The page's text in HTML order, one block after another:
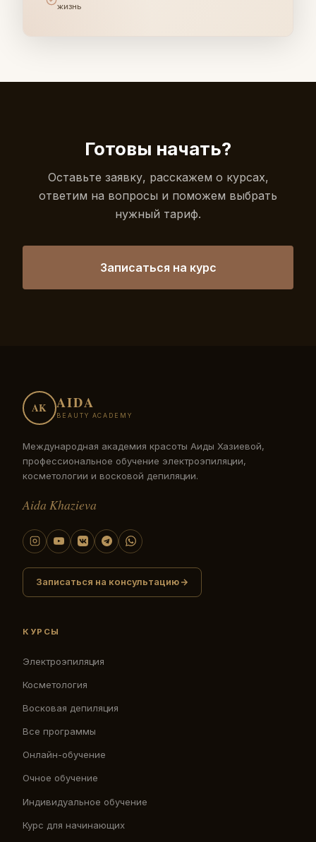
жизнь
Готовы начать?
Оставьте заявку, расскажем о курсах,
ответим на вопросы и поможем выбрать
нужный тариф.
Записаться на курс
AK AIDA
BEAUTY ACADEMY
Международная академия красоты Аиды Хазиевой,
профессиональное обучение электроэпиляции,
косметологии и восковой депиляции.
Aida Khazieva
Записаться на консультацию
КУРСЫ
Электроэпиляция
Косметология
Восковая депиляция
Все программы
Онлайн-обучение
Очное обучение
Индивидуальное обучение
Курс для начинающих